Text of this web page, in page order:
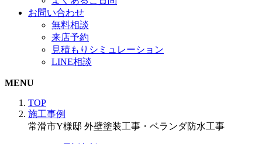
お問い合わせ
無料相談
来店予約
見積もりシミュレーション
LINE相談
MENU
TOP
施工事例
常滑市Y様邸 外壁塗装工事・ベランダ防水工事